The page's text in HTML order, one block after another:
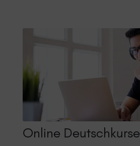
Online Deutschkurse